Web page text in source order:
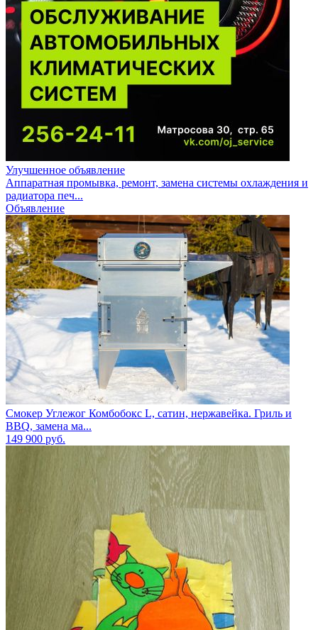
Улучшенное объявление
Аппаратная промывка, ремонт, замена системы охлаждения и
радиатора печ...
Объявление
Смокер Углежог Комбобокс L, сатин, нержавейка. Гриль и
BBQ, замена ма...
149 900 руб.